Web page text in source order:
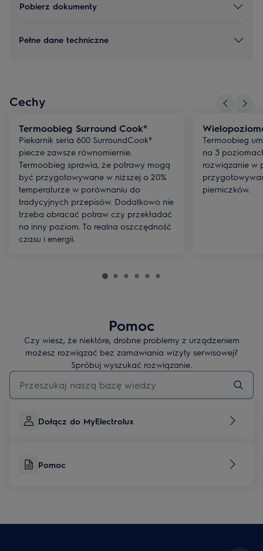
Pobierz dokumenty
Pełne dane techniczne
Cechy
Termoobieg Surround Cook®
Piekarnik seria 600 SurroundCook®
piecze zawsze równomiernie.
Termoobieg sprawia, że potrawy mogą
być przygotowywane w niższej o 20%
temperaturze w porównaniu do
tradycyjnych przepisów. Dodatkowo nie
trzeba obracać potraw czy przekładać
na inny poziom. To realna oszczędność
czasu i energii.
Termoobieg
na 3
rozwiązanie w
pierniczków.
Pomoc
Czy wiesz, że niektóre, drobne problemy z urządzeniem
możesz rozwiązać bez zamawiania wizyty serwisowej?
Spróbuj wyszukać rozwiązanie.
Wpisz, aby wyszukać artykuł dotyczący pomocy
Dołącz do MyElectrolux
Pomoc